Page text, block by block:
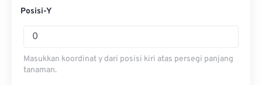
Posisi-Y
Masukkan koordinat y dari posisi kiri atas persegi panjang
tanaman.